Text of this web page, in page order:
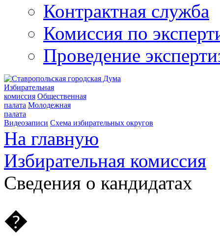
Контрактная служба
Комиссия по
Проведение
Избирательная
комиссия Общественная
палата Молодежная
палата
Видеозаписи Схема избирательных округов
На главную
Избирательная комиссия
Cведения о кандидатах
�